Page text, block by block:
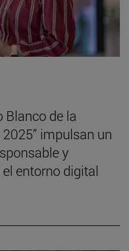
Blanco de la
impulsan un
y
entorno digital